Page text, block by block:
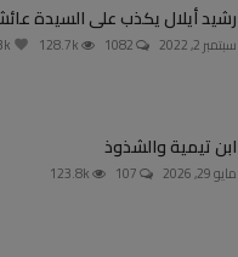
رشيد أيلال يكذب على السيدة
سبتمبر 2, 2022
ابن تيمية والشذوذ
مايو 29, 2026